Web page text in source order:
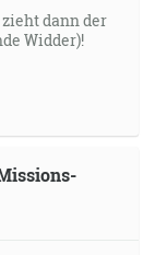
dann der
Widder)!